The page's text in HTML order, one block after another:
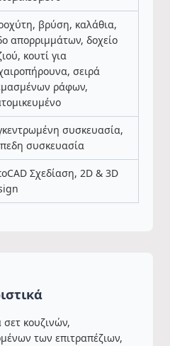
βρύση, καλάθια,
απορριμμάτων, δοχείο
κουτί για
σειρά
ράφων,
συσκευασία,
συσκευασία
Σχεδίαση, 2D & 3D
κουζινών,
των επιτραπέζιων,